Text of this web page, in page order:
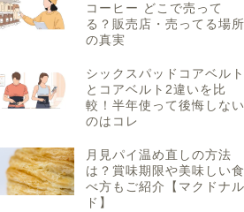
コーヒー どこで売って
る？販売店・売ってる場所
の真実
シックスパッドコアベルト
とコアベルト2違いを比
較！半年使って後悔しない
のはコレ
月見パイ温め直しの方法
は？賞味期限や美味しい食
べ方もご紹介【マクドナル
ド】